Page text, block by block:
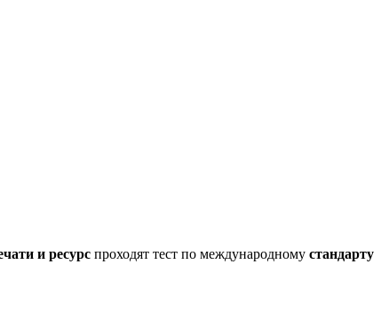
и ресурс проходят тест по международному стандарту